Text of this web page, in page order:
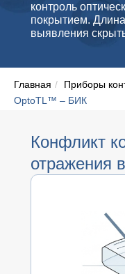
контроль
покрытием.
выявления
Главная / Приборы
OptoTL™ – БИК
Конфликт
отражения